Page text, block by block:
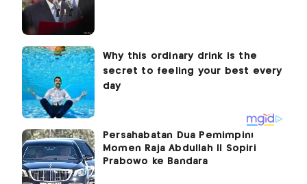
Persahabatan Dua Pemimpin!
Momen Raja Abdullah II Sopiri
Prabowo ke Bandara